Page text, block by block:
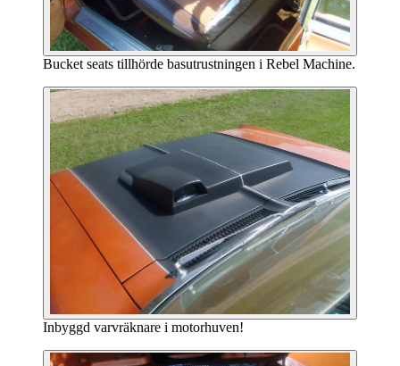
Bucket seats tillhörde basutrustningen i Rebel Machine.
Inbyggd varvräknare i motorhuven!